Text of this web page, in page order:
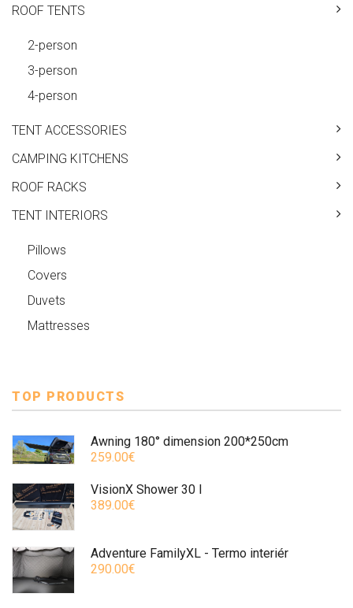
ROOF TENTS
2-person
3-person
4-person
TENT ACCESSORIES
CAMPING KITCHENS
ROOF RACKS
TENT INTERIORS
Pillows
Covers
Duvets
Mattresses
TOP PRODUCTS
Awning 180° dimension 200*250cm
259.00€
VisionX Shower 30 l
389.00€
Adventure FamilyXL - Termo interiér
290.00€